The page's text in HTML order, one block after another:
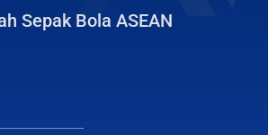
Sepak Bola ASEAN